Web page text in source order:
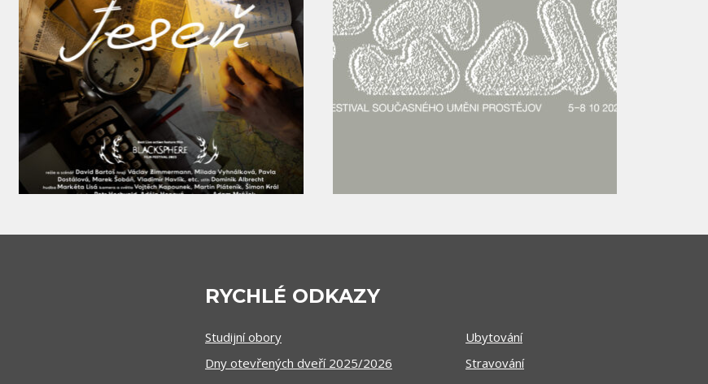
RYCHLÉ ODKAZY
Studijní obory
Dny otevřených dveří 2025/2026
Ubytování
Stravování